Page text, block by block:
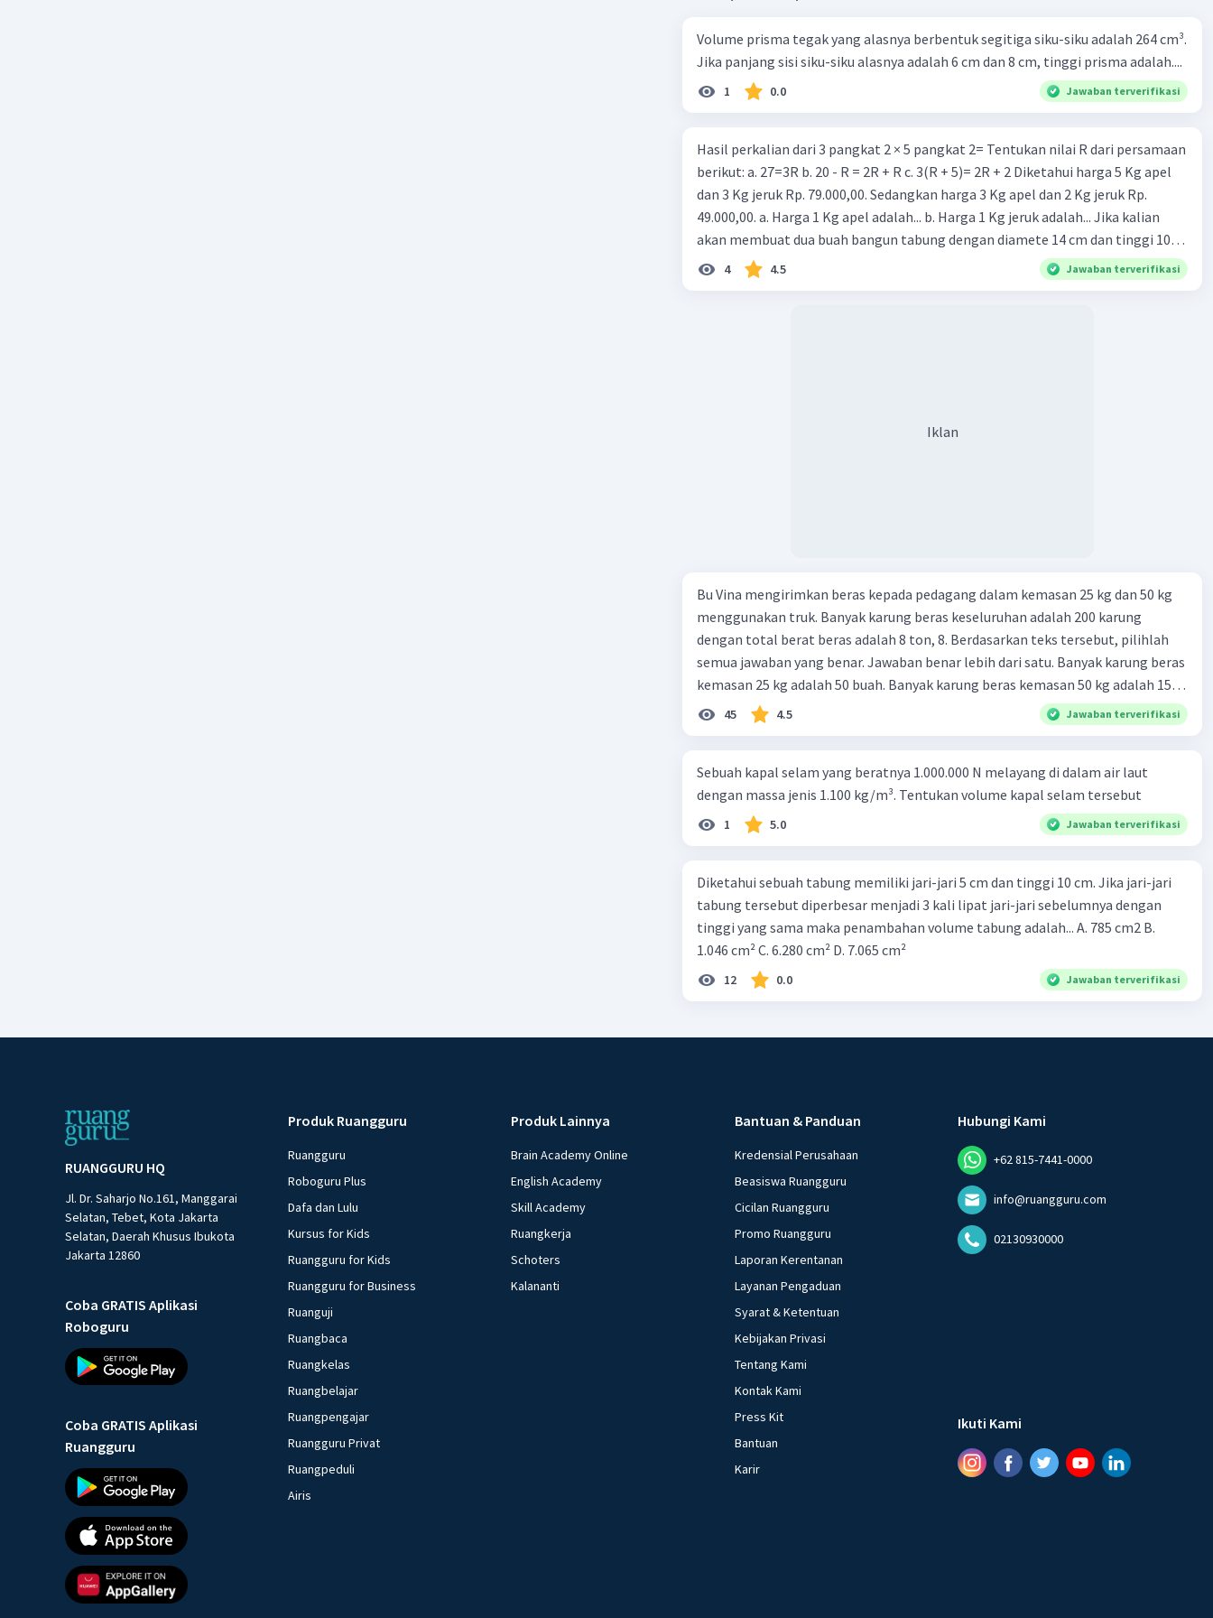
Iklan
Aristo B
13 April 2024 23:29
Volume prisma tegak yang alasnya berbentuk segitiga siku-siku adalah 264 cm³.
Jika panjang sisi siku-siku alasnya adalah 6 cm dan 8 cm, tinggi prisma adalah....
1 0.0 Jawaban terverifikasi
Hasil perkalian dari 3 pangkat 2 × 5 pangkat 2= Tentukan nilai R dari persamaan
berikut: a. 27=3R b. 20 - R = 2R + R c. 3(R + 5)= 2R + 2 Diketahui harga 5 Kg apel
dan 3 Kg jeruk Rp. 79.000,00. Sedangkan harga 3 Kg apel dan 2 Kg jeruk Rp.
49.000,00. a. Harga 1 Kg apel adalah... b. Harga 1 Kg jeruk adalah... Jika kalian
akan membuat dua buah bangun tabung dengan diamete 14 cm dan tinggi 10
cm dari sebuah kertas. a. Berapakah luas kertas yang kalian butuhkan untuk
membuat dua buah bangun tabung tersebut? b. Berapakah volume setiap
4 4.5 Jawaban terverifikasi
Iklan
Bu Vina mengirimkan beras kepada pedagang dalam kemasan 25 kg dan 50 kg
menggunakan truk. Banyak karung beras keseluruhan adalah 200 karung
dengan total berat beras adalah 8 ton, 8. Berdasarkan teks tersebut, pilihlah
semua jawaban yang benar. Jawaban benar lebih dari satu. Banyak karung beras
kemasan 25 kg adalah 50 buah. Banyak karung beras kemasan 50 kg adalah 150
buah. Total berat beras dalam kemasan 25 kg adalah 2 ton. Perbandingan berat
beras kemasan 25 kg dan 50 kg dalam truk adalah 1: 3. 9. Berdasarkan teks
Rp14.000, berapakah biaya angkut semua beras yang harus dibayar oleh Bu
Vina? A. Rp2.540.000 C. Rp2.312.000 B. Rp2.475.000 D. Rp2.280.000
45 4.5 Jawaban terverifikasi
Sebuah kapal selam yang beratnya 1.000.000 N melayang di dalam air laut
dengan massa jenis 1.100 kg/m³. Tentukan volume kapal selam tersebut
1 5.0 Jawaban terverifikasi
Diketahui sebuah tabung memiliki jari-jari 5 cm dan tinggi 10 cm. Jika jari-jari
tabung tersebut diperbesar menjadi 3 kali lipat jari-jari sebelumnya dengan
tinggi yang sama maka penambahan volume tabung adalah... A. 785 cm2 B.
1.046 cm² C. 6.280 cm² D. 7.065 cm²
12 0.0 Jawaban terverifikasi
RUANGGURU HQ
Jl. Dr. Saharjo No.161, Manggarai
Selatan, Tebet, Kota Jakarta
Selatan, Daerah Khusus Ibukota
Jakarta 12860
Coba GRATIS Aplikasi
Roboguru
Coba GRATIS Aplikasi
Ruangguru
Produk Ruangguru
Ruangguru
Roboguru Plus
Dafa dan Lulu
Kursus for Kids
Ruangguru for Kids
Ruangguru for Business
Ruanguji
Ruangbaca
Ruangkelas
Ruangbelajar
Ruangpengajar
Ruangguru Privat
Ruangpeduli
Airis
Produk Lainnya
Brain Academy Online
English Academy
Skill Academy
Ruangkerja
Schoters
Kalananti
Bantuan & Panduan
Kredensial Perusahaan
Beasiswa Ruangguru
Cicilan Ruangguru
Promo Ruangguru
Laporan Kerentanan
Layanan Pengaduan
Syarat & Ketentuan
Kebijakan Privasi
Tentang Kami
Kontak Kami
Press Kit
Bantuan
Karir
Hubungi Kami
+62 815-7441-0000
info@ruangguru.com
02130930000
Ikuti Kami